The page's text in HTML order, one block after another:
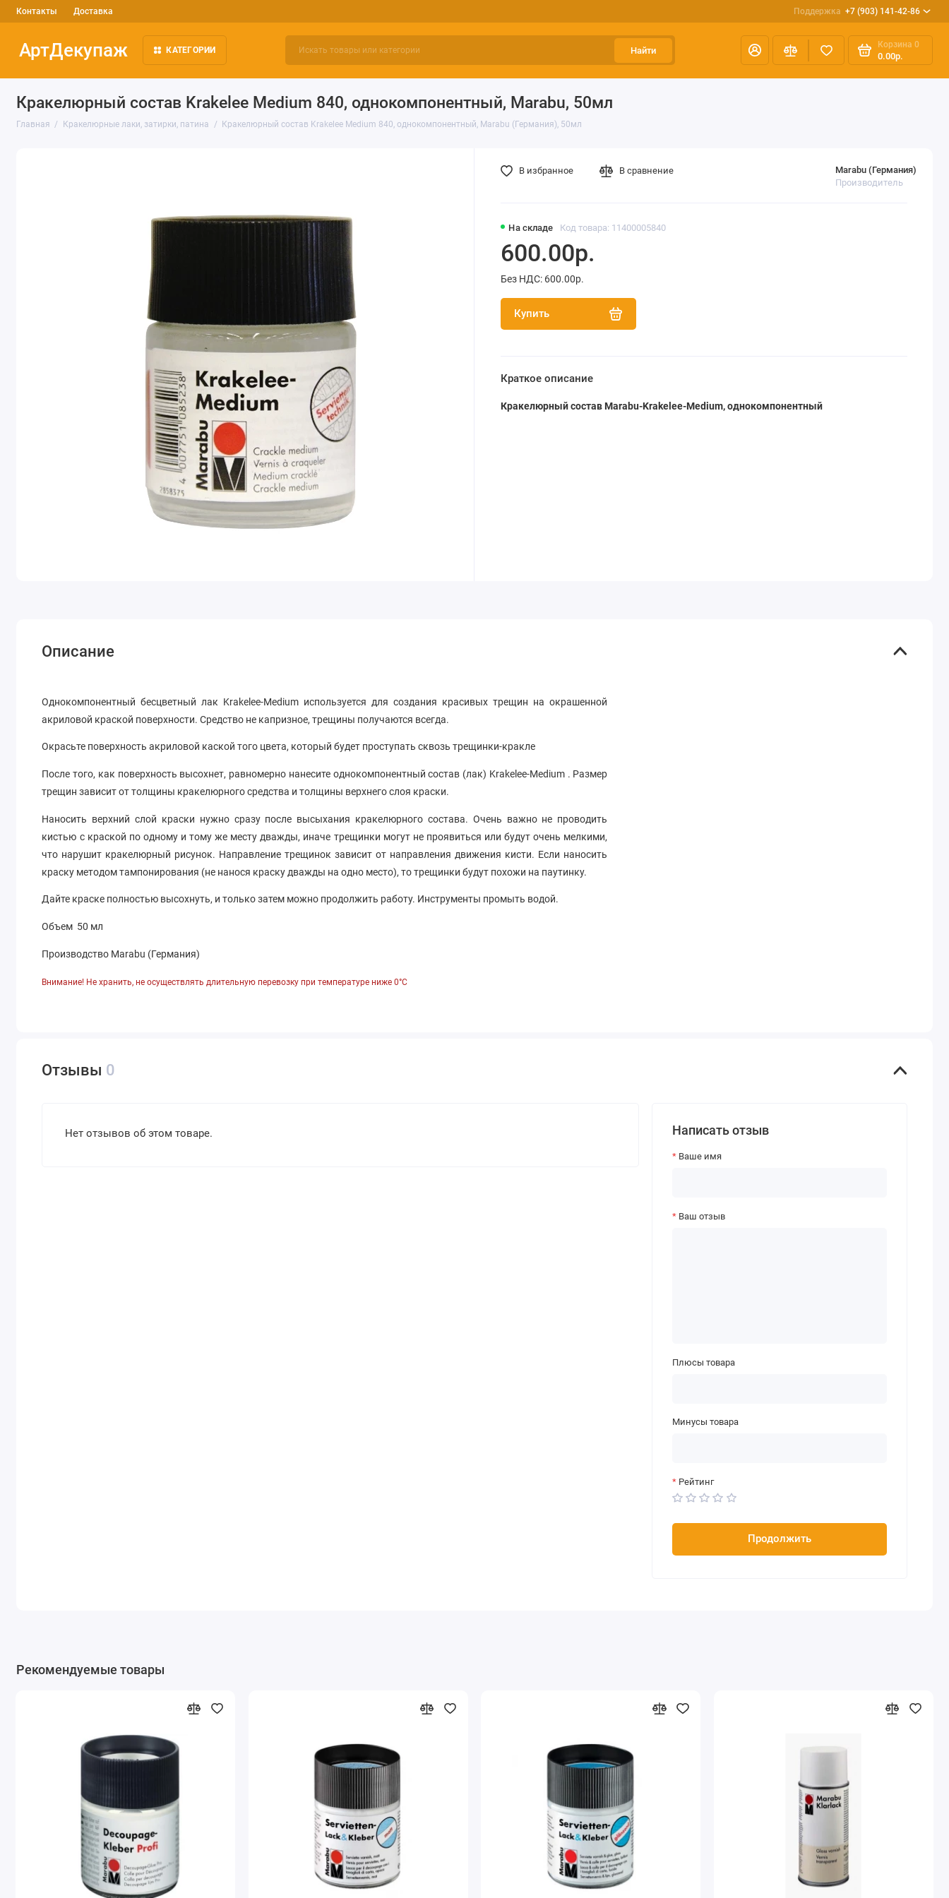
Контакты Доставка Поддержка +7 (903) 141-42-86
АртДекупаж КАТЕГОРИИ Найти
Корзина 0
0.00р.
Кракелюрный состав Krakelee Medium 840, однокомпонентный, Marabu, 50мл
Главная Кракелюрные лаки, затирки, патина Кракелюрный состав Krakelee Medium 840, однокомпонентный, Marabu (Германия), 50мл
На складе Код товара: 11400005840
Marabu (Германия)
Производитель
600.00р.
Без НДС: 600.00р.
Купить
В избранное В сравнение
Краткое описание
Кракелюрный состав Marabu-Krakelee-Medium, однокомпонентный
Описание
Однокомпонентный бесцветный лак Krakelee-Medium используется для создания красивых трещин на окрашенной
акриловой краской поверхности. Средство не капризное, трещины получаются всегда.
Окрасьте поверхность акриловой каской того цвета, который будет проступать сквозь трещинки-кракле
После того, как поверхность высохнет, равномерно нанесите однокомпонентный состав (лак) Krakelee-Medium . Размер
трещин зависит от толщины кракелюрного средства и толщины верхнего слоя краски.
Наносить верхний слой краски нужно сразу после высыхания кракелюрного состава. Очень важно не проводить
кистью с краской по одному и тому же месту дважды, иначе трещинки могут не проявиться или будут очень мелкими,
что нарушит кракелюрный рисунок. Направление трещинок зависит от направления движения кисти. Если наносить
краску методом тампонирования (не нанося краску дважды на одно место), то трещинки будут похожи на паутинку.
Дайте краске полностью высохнуть, и только затем можно продолжить работу. Инструменты промыть водой.
Объем 50 мл
Производство Marabu (Германия)
Внимание! Не хранить, не осуществлять длительную перевозку при температуре ниже 0°С
Отзывы 0
Нет отзывов об этом товаре. Написать отзыв
Ваше имя
Ваш отзыв
Плюсы товара
Минусы товара
Рейтинг
Продолжить
Рекомендуемые товары